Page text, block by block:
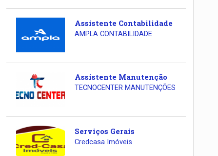
Assistente Contabilidade
AMPLA CONTABILIDADE
Assistente Manutenção
TECNOCENTER MANUTENÇÕES
Serviços Gerais
Credcasa Imóveis